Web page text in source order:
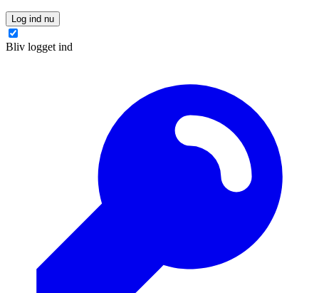
Log ind nu
Bliv logget ind